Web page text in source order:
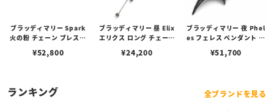
ブラッディマリー Spark
火の粉 チェーン ブレスレ
¥52,800
ブラッディマリー 昼 Elix
エリクス ロング チェーン
キークォーツ
¥24,200
ブラッディマリー 夜 Phel
es フェレス ペンダント レ
¥51,700
ランキング 全ブランドを見る